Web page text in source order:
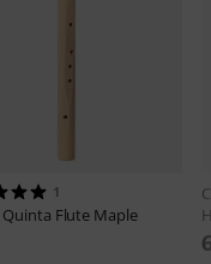
1
Quinta Flute Maple